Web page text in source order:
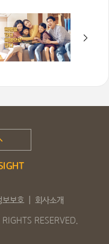
보보호 회사소개
RESERVED.